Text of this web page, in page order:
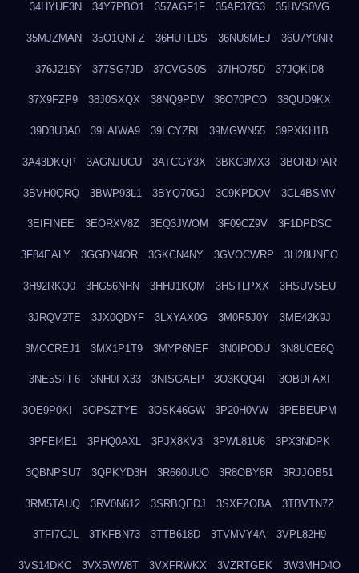
34HYUF3N 34Y7PBO1 357AGF1F 35AF37G3 35HVS0VG
35MJZMAN 35O1QNFZ 36HUTLDS 36NU8MEJ 36U7Y0NR
376J215Y 377SG7JD 37CVGS0S 37IHO75D 37JQKID8
37X9FZP9 38J0SXQX 38NQ9PDV 38O70PCO 38QUD9KX
39D3U3A0 39LAIWA9 39LCYZRI 39MGWN55 39PXKH1B
3A43DKQP 3AGNJUCU 3ATCGY3X 3BKC9MX3 3BORDPAR
3BVH0QRQ 3BWP93L1 3BYQ70GJ 3C9KPDQV 3CL4BSMV
3EIFINEE 3EORXV8Z 3EQ3JWOM 3F09CZ9V 3F1DPDSC
3F84EALY 3GGDN4OR 3GKCN4NY 3GVOCWRP 3H28UNEO
3H92RKQ0 3HG56NHN 3HHJ1KQM 3HSTLPXX 3HSUVSEU
3JRQV2TE 3JX0QDYF 3LXYAX0G 3M0R5J0Y 3ME42K9J
3MOCREJ1 3MX1P1T9 3MYP6NEF 3N0IPODU 3N8UCE6Q
3NE5SFF6 3NH0FX33 3NISGAEP 3O3KQQ4F 3OBDFAXI
3OE9P0KI 3OPSZTYE 3OSK46GW 3P20H0VW 3PEBEUPM
3PFEI4E1 3PHQ0AXL 3PJX8KV3 3PWL81U6 3PX3NDPK
3QBNPSU7 3QPKYD3H 3R660UUO 3R8OBY8R 3RJJOB51
3RM5TAUQ 3RV0N612 3SRBQEDJ 3SXFZOBA 3TBVTN7Z
3TFI7CJL 3TKFBN73 3TTB618D 3TVMVY4A 3VPL82H9
3VS14DKC 3VX5WW8T 3VXFRWKX 3VZRTGEK 3W3MHD4O